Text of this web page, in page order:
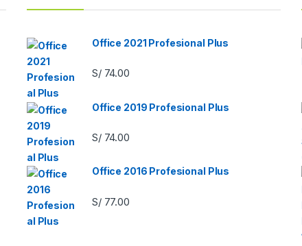
Office 2021 Profesional Plus
S/74.00
Office 2019 Profesional Plus
S/74.00
Office 2016 Profesional Plus
S/77.00